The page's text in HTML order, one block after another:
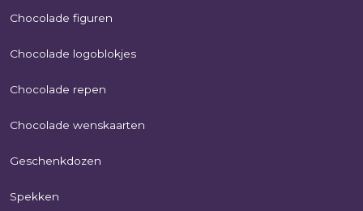
Chocolade figuren
Chocolade logoblokjes
Chocolade repen
Chocolade wenskaarten
Geschenkdozen
Spekken